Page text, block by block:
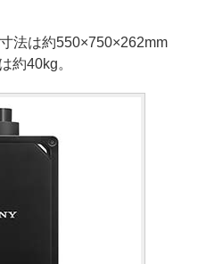
法は約550×750×262mm
約40kg。